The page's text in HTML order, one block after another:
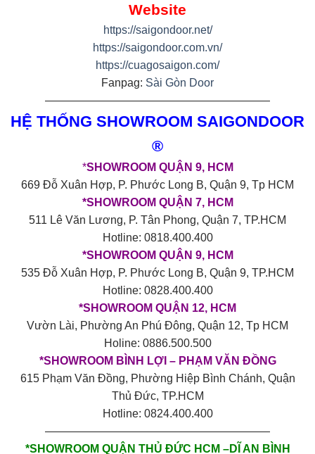
Website
https://saigondoor.net/
https://saigondoor.com.vn/
https://cuagosaigon.com/
Fanpag: Sài Gòn Door
————————————————————
HỆ THỐNG SHOWROOM SAIGONDOOR
®
*SHOWROOM QUẬN 9, HCM
669 Đỗ Xuân Hợp, P. Phước Long B, Quận 9, Tp HCM
*SHOWROOM QUẬN 7, HCM
511 Lê Văn Lương, P. Tân Phong, Quận 7, TP.HCM
Hotline: 0818.400.400
*SHOWROOM QUẬN 9, HCM
535 Đỗ Xuân Hợp, P. Phước Long B, Quận 9, TP.HCM
Hotline: 0828.400.400
*SHOWROOM QUẬN 12, HCM
Vườn Lài, Phường An Phú Đông, Quận 12, Tp HCM
Holine: 0886.500.500
*SHOWROOM BÌNH LỢI – PHẠM VĂN ĐỒNG
615 Phạm Văn Đồng, Phường Hiệp Bình Chánh, Quận
Thủ Đức, TP.HCM
Hotline: 0824.400.400
————————————————————
*SHOWROOM QUẬN THỦ ĐỨC HCM –DĨ AN BÌNH